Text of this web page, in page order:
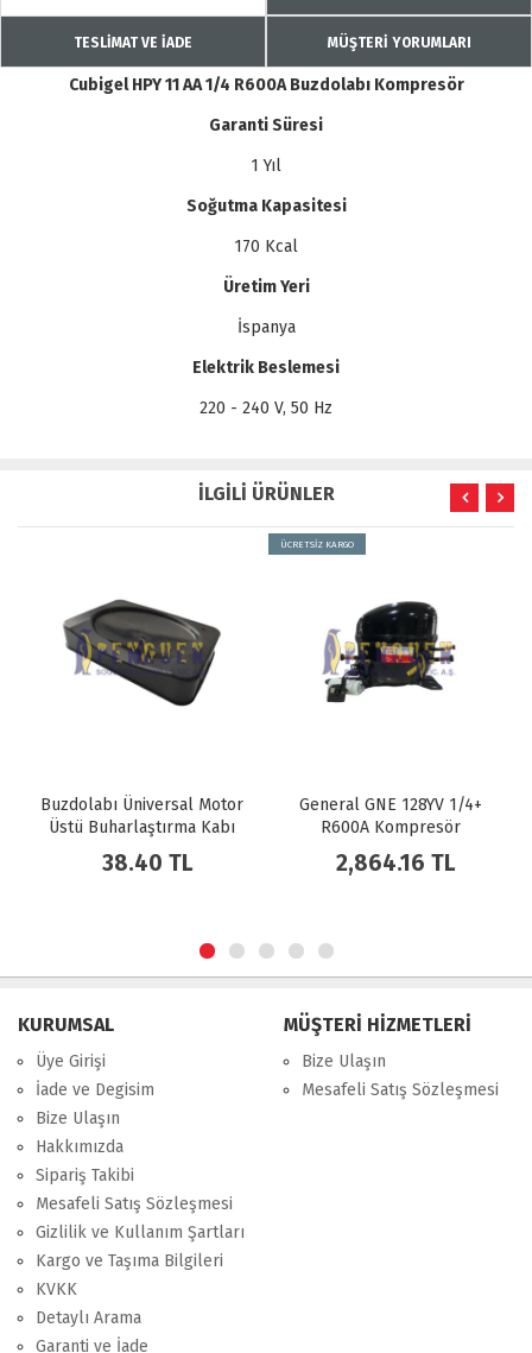
TESLİMAT VE İADE MÜŞTERİ YORUMLARI
Cubigel HPY 11 AA 1/4 R600A Buzdolabı Kompresör
Garanti Süresi
1 Yıl
Soğutma Kapasitesi
170 Kcal
Üretim Yeri
İspanya
Elektrik Beslemesi
220 - 240 V, 50 Hz
İLGİLİ ÜRÜNLER
Buzdolabı Üniversal Motor
Üstü Buharlaştırma Kabı
38.40 TL
ÜCRETSİZ KARGO
General GNE 128YV 1/4+
R600A Kompresör
2,864.16 TL
KURUMSAL
Üye Girişi
İade ve Degisim
Bize Ulaşın
Hakkımızda
Sipariş Takibi
Mesafeli Satış Sözleşmesi
Gizlilik ve Kullanım Şartları
Kargo ve Taşıma Bilgileri
KVKK
Detaylı Arama
Garanti ve İade
MÜŞTERİ HİZMETLERİ
Bize Ulaşın
Mesafeli Satış Sözleşmesi